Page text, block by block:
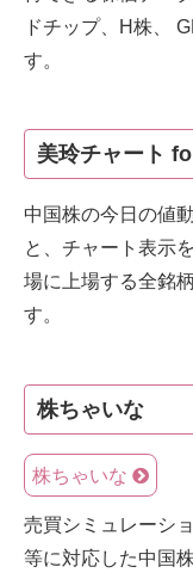
ドチップ、H株、
す。
美玲チャート
中国株の今日の値
と、チャート表示
場に上場する全銘
す。
株ちゃいな
株ちゃいな
売買シミュレーシ
等に対応した中国